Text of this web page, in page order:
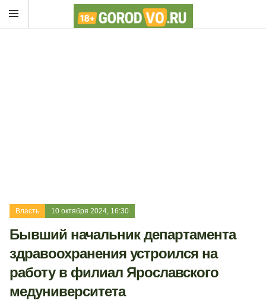
Власть 10 октября 2024, 16:30
Бывший начальник департамента
здравоохранения устроился на
работу в филиал Ярославского
медуниверситета